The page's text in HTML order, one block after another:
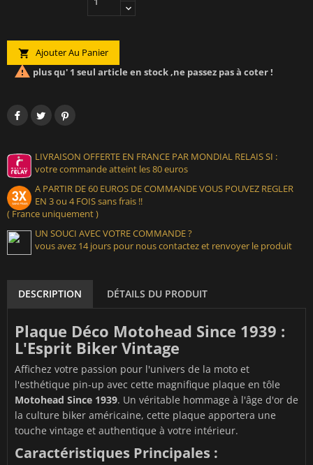
 Ajouter Au Panier
 plus qu' 1 seul article en stock ,ne passez pas à coter !
LIVRAISON OFFERTE EN FRANCE PAR MONDIAL RELAIS SI :
votre commande atteint les 80 euros
A PARTIR DE 60 EUROS DE COMMANDE VOUS POUVEZ REGLER
EN 3 ou 4 FOIS sans frais !!
( France uniquement )
UN SOUCI AVEC VOTRE COMMANDE ?
vous avez 14 jours pour nous contactez et renvoyer le produit
DESCRIPTION DÉTAILS DU PRODUIT
Plaque Déco Motohead Since 1939 :
L'Esprit Biker Vintage
Affichez votre passion pour l'univers de la moto et
l'esthétique pin-up avec cette magnifique plaque en tôle
Motohead Since 1939. Un véritable hommage à l'âge d'or de
la culture biker américaine, cette plaque apportera une
touche vintage et authentique à votre intérieur.
Caractéristiques Principales :